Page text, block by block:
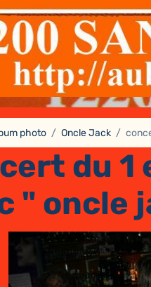
photo Oncle Jack
du 1
" oncle